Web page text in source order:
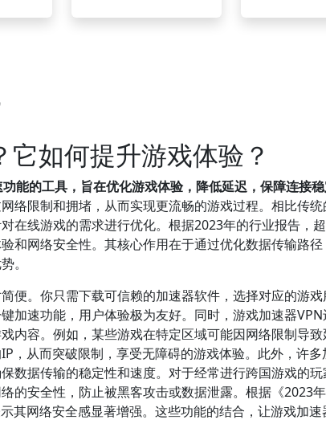
如何提升游戏体验？
能的工具，旨在优化游戏体验，降低延迟，保障连接稳
络限制和拥堵，从而实现更流畅的游戏过程。相比传
在线游戏的需求进行优化。根据2023年的行业报告，
和网络安全性。其核心作用在于通过优化数据传输路
。
便。你只需下载可信赖的加速器软件，选择对应的游
加速功能，用户体验极为友好。同时，游戏加速器
内容。例如，某些游戏在特定区域可能因网络限制导
，从而突破限制，享受无障碍的游戏体验。此外，许
数据传输的稳定性和速度。对于经常进行跨国游戏的
的安全性，防止被黑客攻击或数据泄露。根据《2023
其网络安全感显著增强。这些功能的结合，让游戏加速